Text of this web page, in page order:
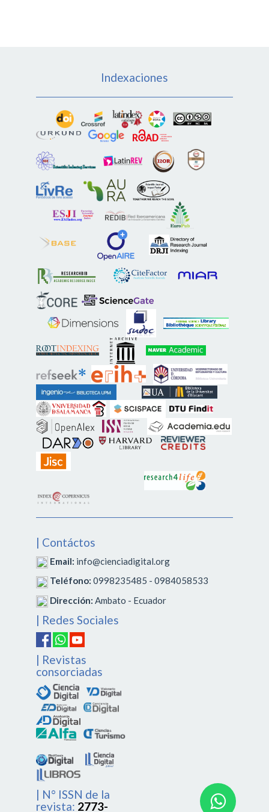
Indexaciones
| Contáctos
Email: info@cienciadigital.org
Teléfono: 0998235485 - 0984058533
Dirección: Ambato - Ecuador
| Redes Sociales
| Revistas
consorciadas
| N° ISSN de la
revista: 2773-